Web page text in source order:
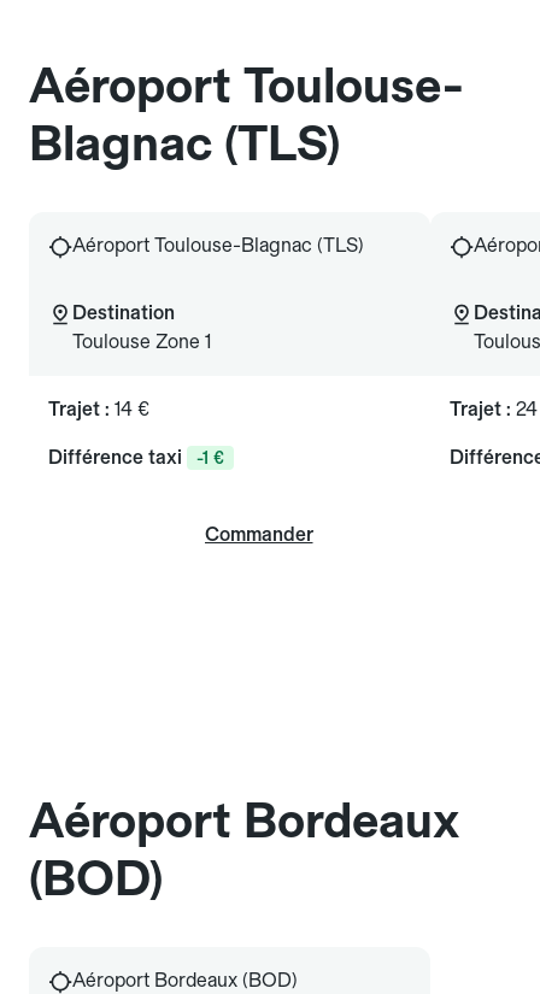
Aéroport Toulouse-
Blagnac (TLS)
Aéroport Toulouse-Blagnac (TLS)
Destination
Toulouse Zone 1
Trajet : 14 €
Différence taxi -1 €
Commander
Trajet :
Aéroport Bordeaux
(BOD)
Aéroport Bordeaux (BOD)